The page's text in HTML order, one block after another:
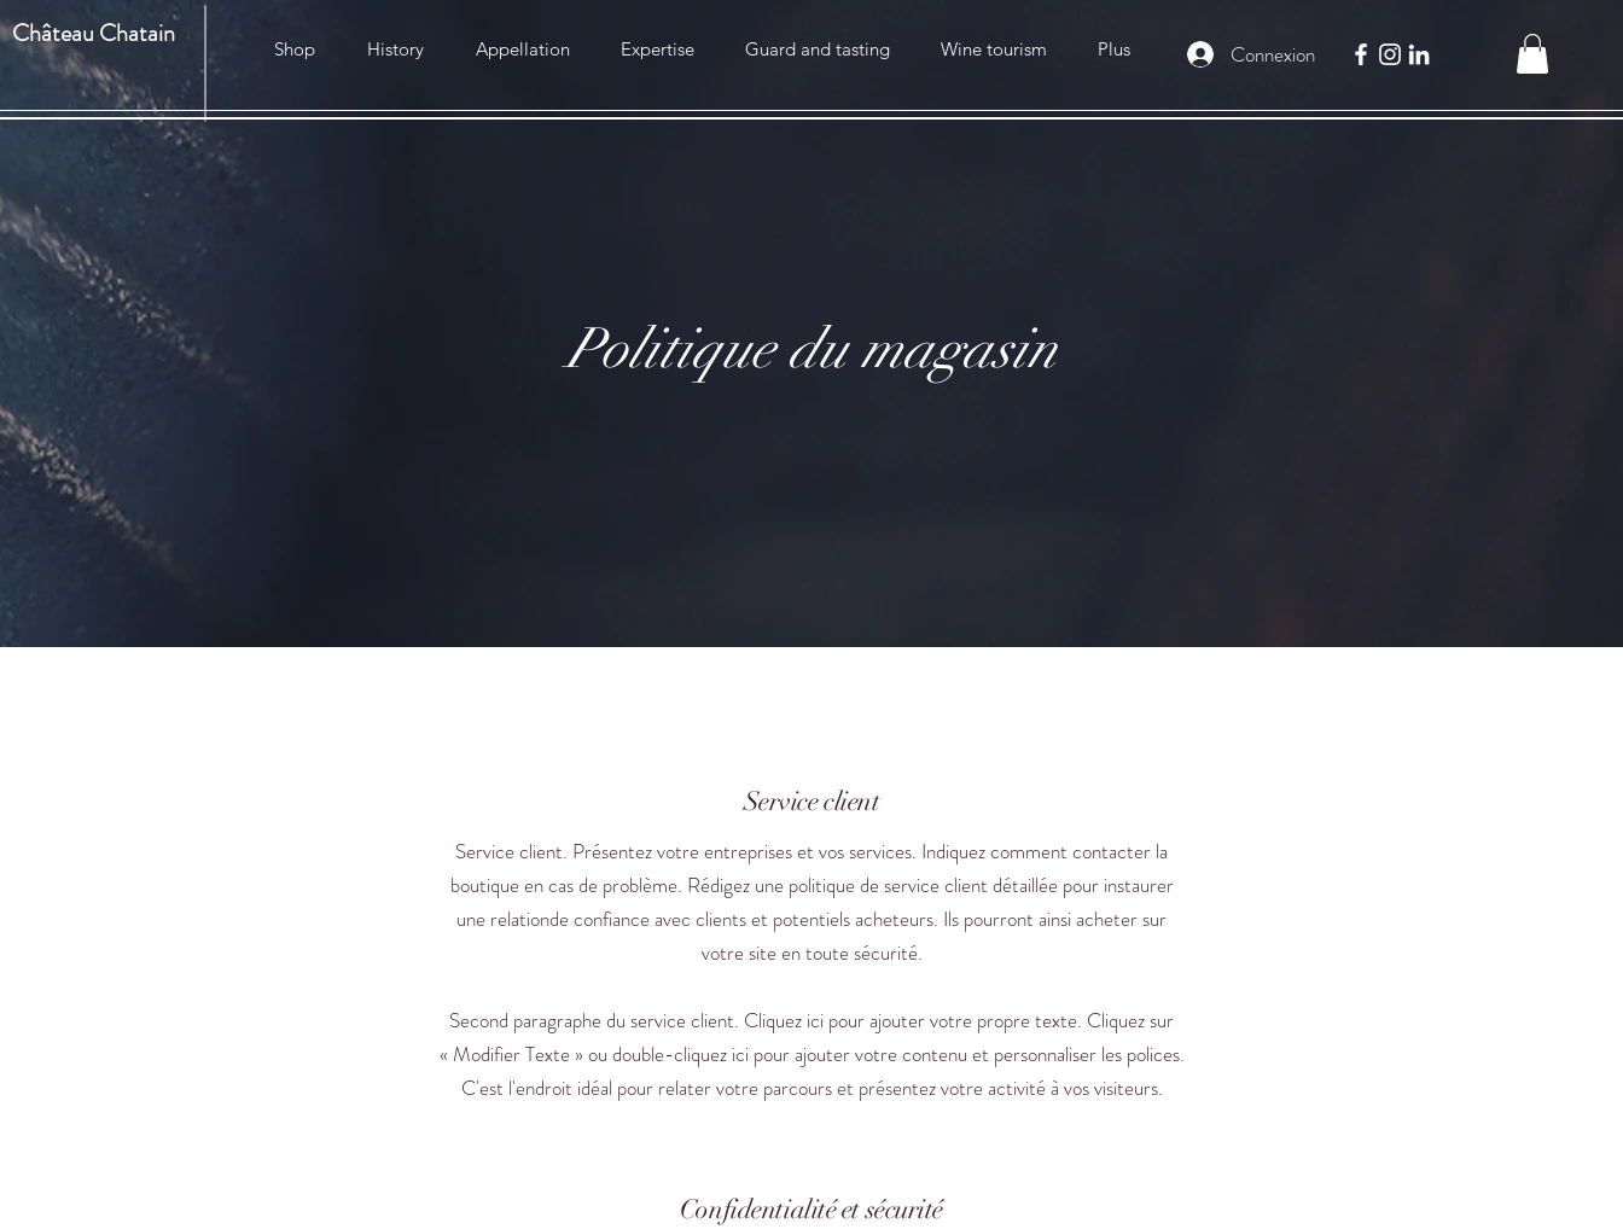
Shop History Appellation Expertise Guard and tasting Wine tourism Plus Connexion
Château Chatain
Politique du magasin
Service client
Service client. Présentez votre entreprises et vos services. Indiquez comment contacter la
boutique en cas de problème. Rédigez une politique de service client détaillée pour instaurer
une relationde confiance avec clients et potentiels acheteurs. Ils pourront ainsi acheter sur
votre site en toute sécurité.
Second paragraphe du service client. Cliquez ici pour ajouter votre propre texte. Cliquez sur
« Modifier Texte » ou double-cliquez ici pour ajouter votre contenu et personnaliser les polices.
C'est l'endroit idéal pour relater votre parcours et présentez votre activité à vos visiteurs.
Confidentialité et sécurité